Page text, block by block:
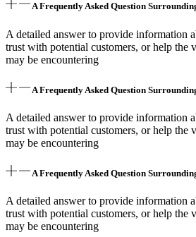
A Frequently Asked Question
A detailed answer to provide information
trust with potential customers, or help the
may be encountering
A Frequently Asked Question
A detailed answer to provide information
trust with potential customers, or help the
may be encountering
A Frequently Asked Question
A detailed answer to provide information
trust with potential customers, or help the
may be encountering